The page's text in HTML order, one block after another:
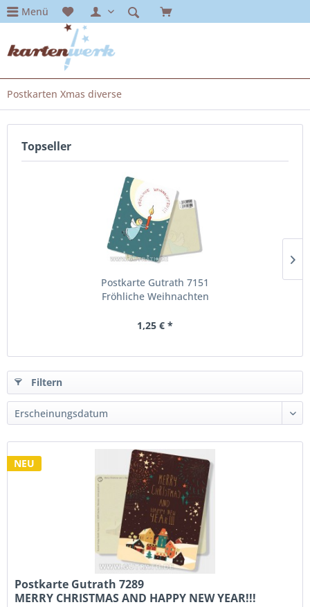
Menü
Postkarten Xmas diverse
Topseller
Postkarte Gutrath 7151
Fröhliche Weihnachten
1,25 € *
Filtern
NEU
Postkarte Gutrath 7289
MERRY CHRISTMAS AND HAPPY NEW YEAR!!!